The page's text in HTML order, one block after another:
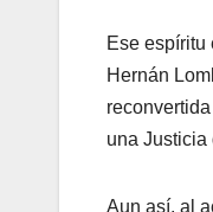
Ese espíritu
Hernán
una Justicia
Aun así, al